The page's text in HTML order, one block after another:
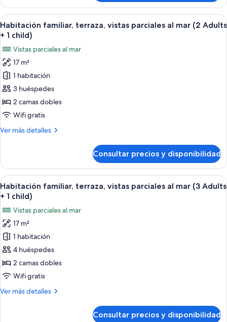
Adults)
familiar,
terraza,
vistas
parciales
mar
(4
Adults)
Abrir
todas
fotos
de
Habitación
familiar,
terraza,
vistas
al
Adults
+
1
child)
Habitación de hotel con una cama
5
Habitación familiar, terraza, vistas parciales al mar (2 Adults
+ 1 child)
Vistas parciales al mar
17 m²
1 habitación
3 huéspedes
2 camas dobles
Wifi gratis
Ver más detalles
Más
familiar,
terraza,
vistas
parciales
mar
(2
Adults
+
Consultar precios y disponibilidad
Abrir
todas
fotos
de
Habitación
familiar,
terraza,
vistas
al
Habitación de hotel con una cama
5
Habitación familiar, terraza, vistas parciales al mar (3 Adults
+ 1 child)
Vistas parciales al mar
17 m²
1 habitación
4 huéspedes
2 camas dobles
Wifi gratis
Ver más detalles
Más
Consultar precios y disponibilidad